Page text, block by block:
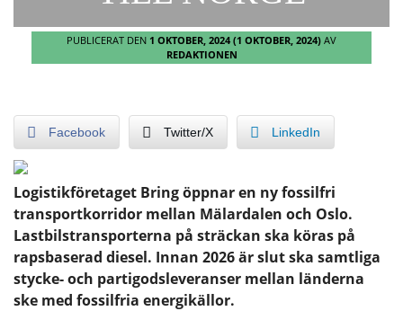
PUBLICERAT DEN 1 OKTOBER, 2024 (1 OKTOBER, 2024) AV
REDAKTIONEN
Facebook Twitter/X LinkedIn
Logistikföretaget Bring öppnar en ny fossilfri
transportkorridor mellan Mälardalen och Oslo.
Lastbilstransporterna på sträckan ska köras på
rapsbaserad diesel. Innan 2026 är slut ska samtliga
stycke- och partigodsleveranser mellan länderna
ske med fossilfria energikällor.